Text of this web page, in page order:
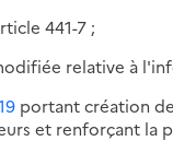
441-7 ;
relative à
portant création
et renforçant la